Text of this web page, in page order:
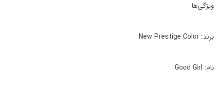
ویژگی‌ها
برند: New Prestige Color
نام: Good Girl